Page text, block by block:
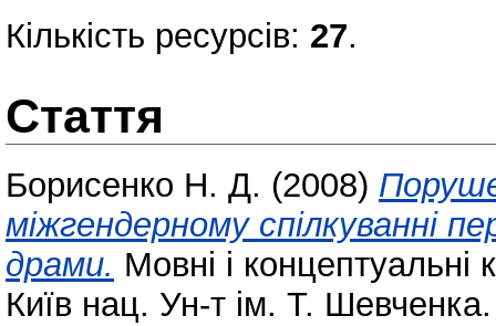
Кількість ресурсів: 27.
Стаття
Борисенко Н. Д. (2008)
міжгендерному спілкуванні
драми. Мовні і
Київ нац. Ун-т ім. Т. Шевченка.